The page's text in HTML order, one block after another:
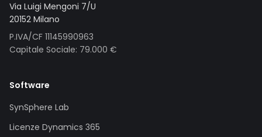
Via Luigi Mengoni 7/U
20152 Milano
P.IVA/CF 11145990963
Capitale Sociale: 79.000 €
Software
SynSphere Lab
Licenze Dynamics 365